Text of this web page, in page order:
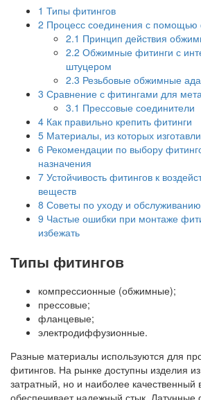
1 Типы фитингов
2 Процесс соединения с помощью
2.1 Принцип действия
2.2 Обжимные фитинги с
штуцером
2.3 Резьбовые обжимные
3 Сравнение с фитингами для
3.1 Прессовые соединители
4 Как правильно крепить фитинги
5 Материалы, из которых
6 Рекомендации по выбору
назначения
7 Устойчивость фитингов к
веществ
8 Советы по уходу и
9 Частые ошибки при монтаже
избежать
Типы фитингов
компрессионные (обжимные);
прессовые;
фланцевые;
электродиффузионные.
Разные материалы используются для
фитингов. На рынке доступны изделия
затратный, но и наиболее качественный